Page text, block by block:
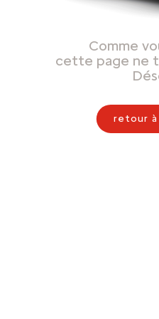
Comme
cette page ne
retour à